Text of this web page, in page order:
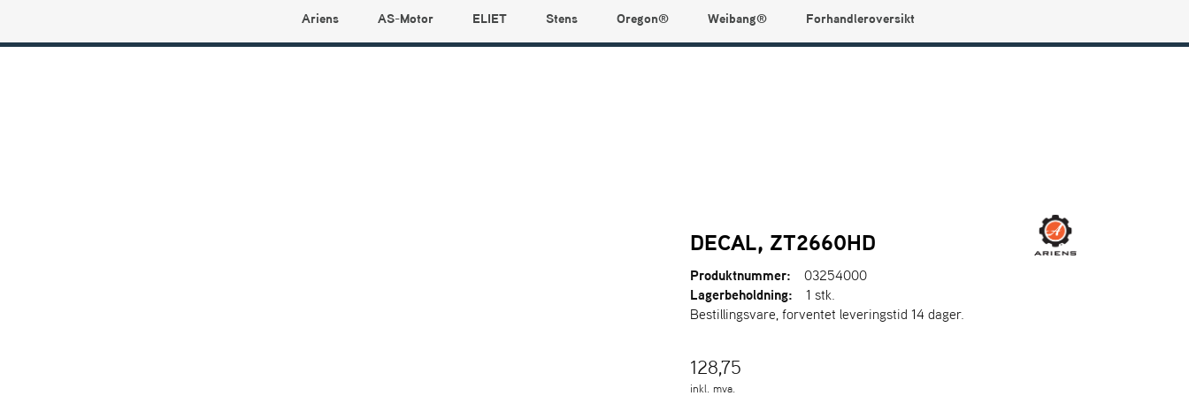
Min side
Ariens AS-Motor ELIET Stens Oregon® Weibang® Forhandleroversikt
DECAL, ZT2660HD
Produktnummer:
03254000
Lagerbeholdning:
1 stk.
Bestillingsvare, forventet leveringstid 14 dager.
128,75
inkl. mva.